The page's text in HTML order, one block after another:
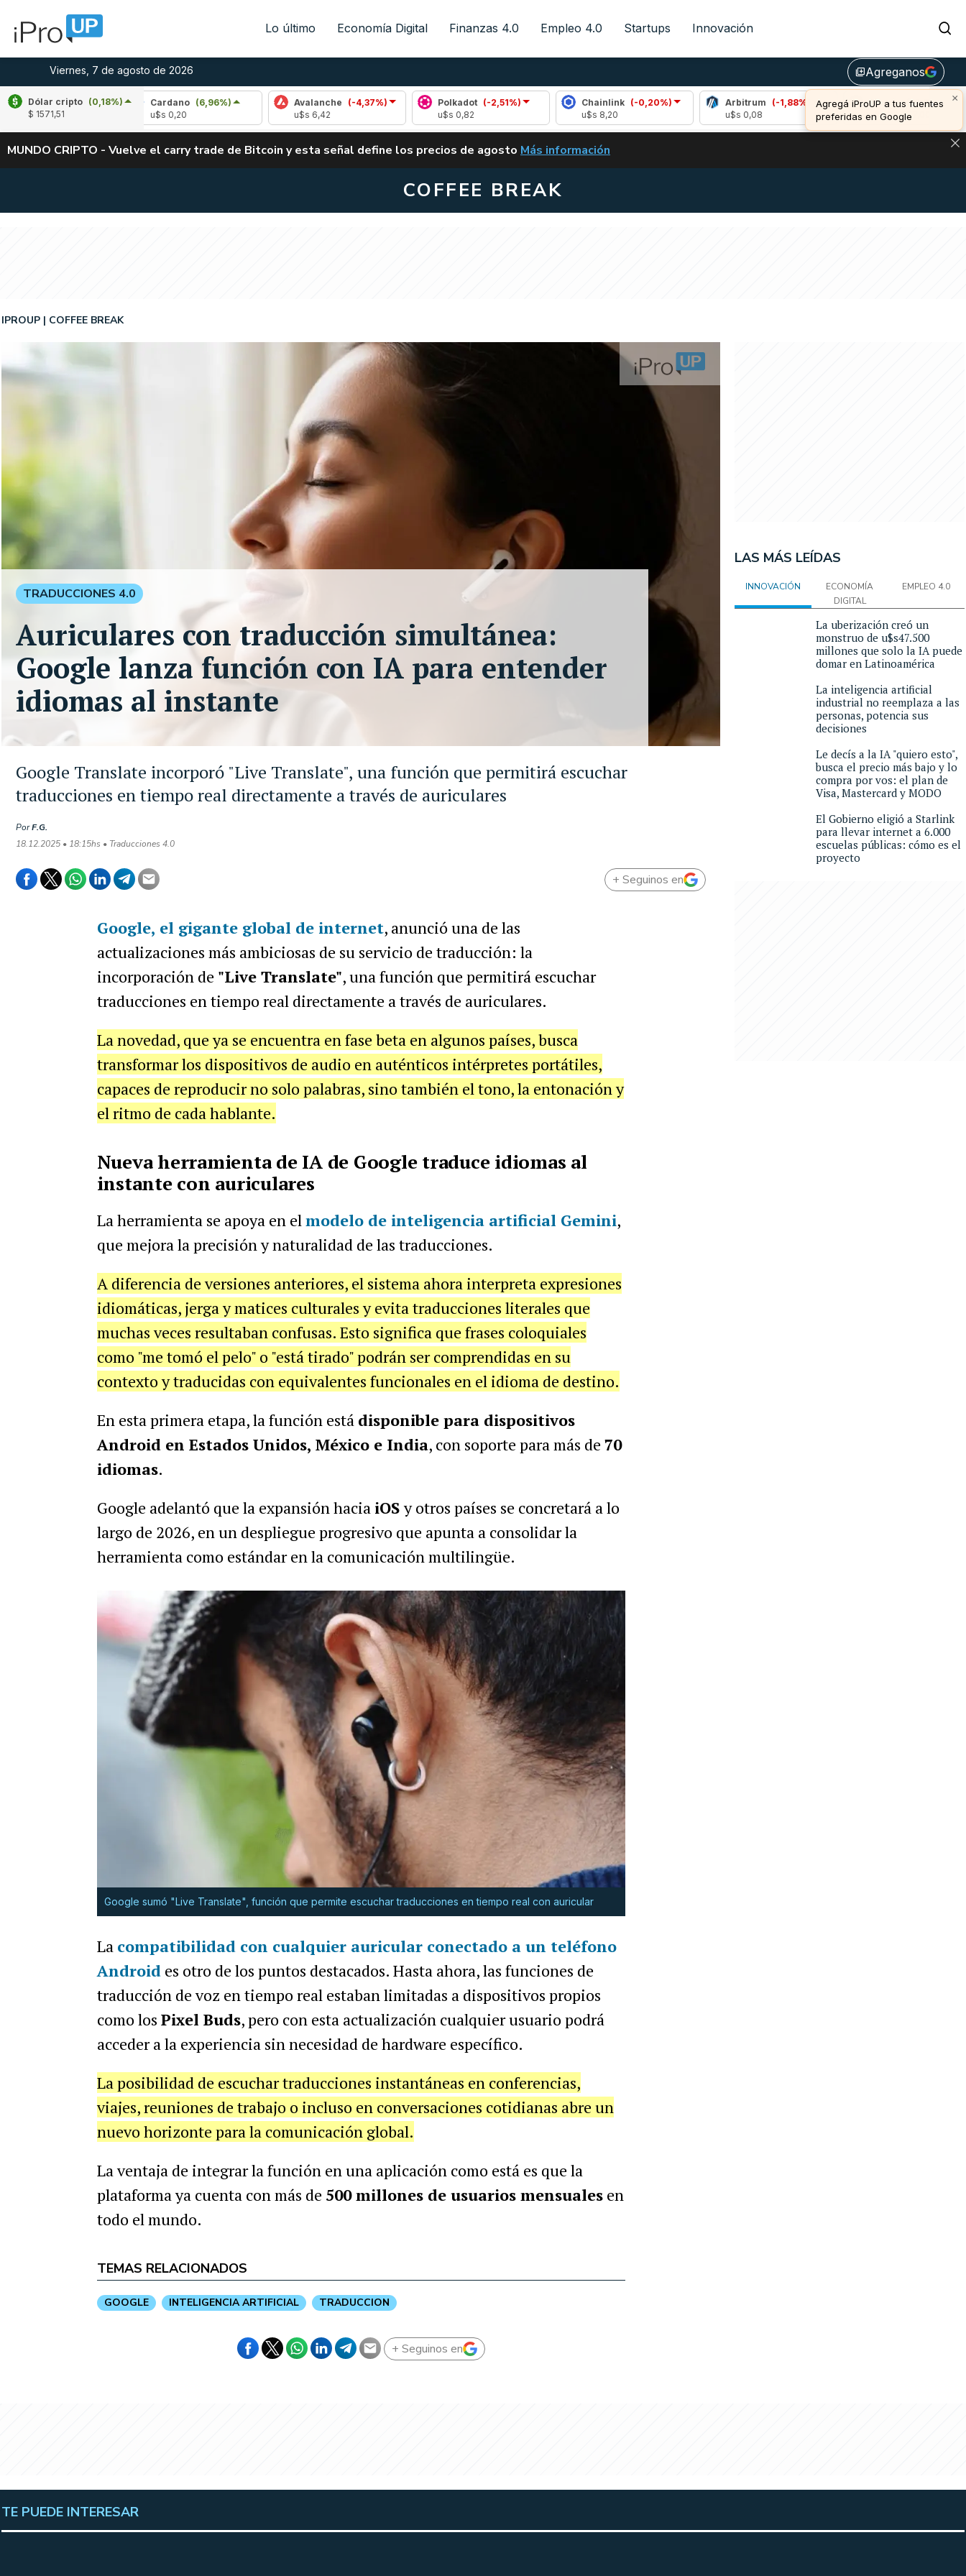
Lo último Economía Digital Finanzas 4.0 Empleo 4.0 Startups Innovación
Viernes, 7 de agosto de 2026 library_addAgreganos
×
Agregá iProUP a tus fuentes
preferidas en Google
Dólar cripto (0,18%)
$ 1571,51
Cardano
(6,96%)
Avalanche (-4,37%)
Polkadot
(-2,51%)
Chainlink
(-0,20%)
Arbitrum
(-1,88%)
Bitcoin (-0,74%)
u$s 64.377,00
ALERTA
MUNDO CRIPTO - Vuelve el carry trade de Bitcoin y esta señal define los precios de agosto VUELVE EL CARRY TRADE DE BITCOIN Y ESTA SEÑAL DEFINE LOS PRECIOS DE
Más información
COFFEE BREAK
Google Translate incorporó "Live Translate", una función que permitirá escuchar
traducciones en tiempo real directamente a través de auriculares
IPROUP COFFEE BREAK
PorF.G.
18.12.2025 • 18:15hs • Traducciones 4.0
TRADUCCIONES 4.0
Auriculares con traducción simultánea:
Google lanza función con IA para entender
idiomas al instante
+ Seguinos en
Google, el gigante global de internet, anunció una de las
actualizaciones más ambiciosas de su servicio de traducción: la
incorporación de "Live Translate", una función que permitirá escuchar
traducciones en tiempo real directamente a través de auriculares.
La novedad, que ya se encuentra en fase beta en algunos países, busca
transformar los dispositivos de audio en auténticos intérpretes portátiles,
capaces de reproducir no solo palabras, sino también el tono, la entonación y
el ritmo de cada hablante.
Nueva herramienta de IA de Google traduce idiomas al
instante con auriculares
La herramienta se apoya en elmodelo de inteligencia artificial Gemini,
que mejora la precisión y naturalidad de las traducciones.
A diferencia de versiones anteriores, el sistema ahora interpreta expresiones
idiomáticas, jerga y matices culturales y evita traducciones literales que
muchas veces resultaban confusas. Esto significa que frases coloquiales
como "me tomó el pelo" o "está tirado" podrán ser comprendidas en su
contexto y traducidas con equivalentes funcionales en el idioma de destino.
En esta primera etapa, la función está disponible para dispositivos
Android en Estados Unidos, México e India, con soporte para más de 70
idiomas.
Google adelantó que la expansión hacia iOSy otros países se concretará a lo
largo de 2026, en un despliegue progresivo que apunta a consolidar la
herramienta como estándar en la comunicación multilingüe.
Google sumó "Live Translate", función que permite escuchar traducciones en tiempo real con auricular
La compatibilidad con cualquier auricular conectado a un teléfono
Androides otro de los puntos destacados. Hasta ahora, las funciones de
traducción de voz en tiempo real estaban limitadas a dispositivos propios
como los Pixel Buds, pero con esta actualización cualquier usuario podrá
acceder a la experiencia sin necesidad de hardware específico.
La posibilidad de escuchar traducciones instantáneas en conferencias,
viajes, reuniones de trabajo o incluso en conversaciones cotidianas abre un
nuevo horizonte para la comunicación global.
La ventaja de integrar la función en una aplicación como está es que la
plataforma ya cuenta con más de 500 millones de usuarios mensualesen
todo el mundo.
TEMAS RELACIONADOS
GOOGLE INTELIGENCIA ARTIFICIAL TRADUCCION
+ Seguinos en
LAS MÁS LEÍDAS
INNOVACIÓN
ECONOMÍA
DIGITAL
EMPLEO 4.0
La uberización creó un
monstruo de u$s47.500
millones que solo la IA puede
domar en Latinoamérica
La inteligencia artificial
industrial no reemplaza a las
personas, potencia sus
decisiones
Le decís a la IA "quiero esto",
busca el precio más bajo y lo
compra por vos: el plan de
Visa, Mastercard y MODO
El Gobierno eligió a Starlink
para llevar internet a 6.000
escuelas públicas: cómo es el
proyecto
TE PUEDE INTERESAR